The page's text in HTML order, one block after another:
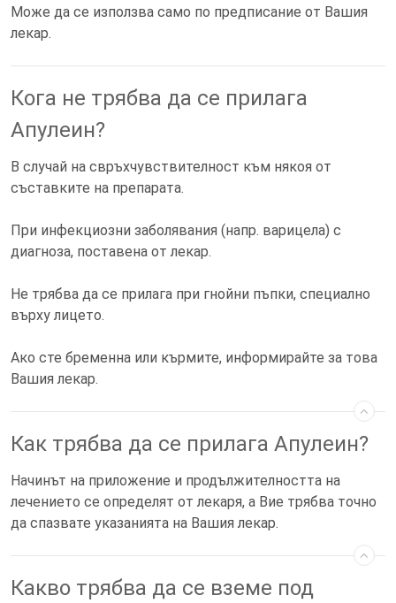
Може да се използва само по предписание от Вашия
лекар.
Кога не трябва да се прилага
Апулеин?
В случай на свръхчувствителност към някоя от
съставките на препарата.
При инфекциозни заболявания (напр. варицела) с
диагноза, поставена от лекар.
Не трябва да се прилага при гнойни пъпки, специално
върху лицето.
Ако сте бременна или кърмите, информирайте за това
Вашия лекар.
Как трябва да се прилага Апулеин?
Начинът на приложение и продължителността на
лечението се определят от лекаря, а Вие трябва точно
да спазвате указанията на Вашия лекар.
Какво трябва да се вземе под